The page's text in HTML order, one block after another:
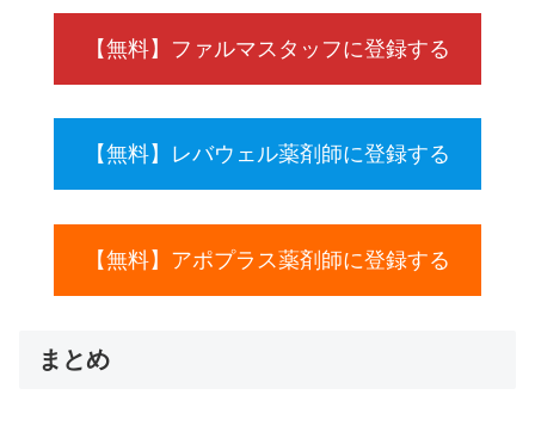
【無料】ファルマスタッフに登録する
【無料】レバウェル薬剤師に登録する
【無料】アポプラス薬剤師に登録する
まとめ